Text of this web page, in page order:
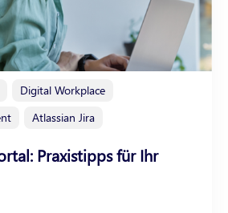
Digital Workplace
Atlassian Jira
Praxistipps für Ihr